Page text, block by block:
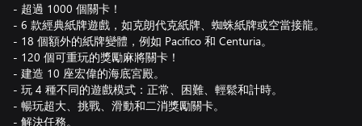
- 超過 1000 個關卡！
- 6 款經典紙牌遊戲，如克朗代克紙牌、蜘蛛紙牌或空當接龍。
- 18 個額外的紙牌變體，例如 Pacifico 和 Centuria。
- 120 個可重玩的獎勵麻將關卡！
- 建造 10 座宏偉的海底宮殿。
- 玩 4 種不同的遊戲模式：正常、困難、輕鬆和計時。
- 暢玩超大、挑戰、滑動和二消獎勵關卡。
- 解決任務。